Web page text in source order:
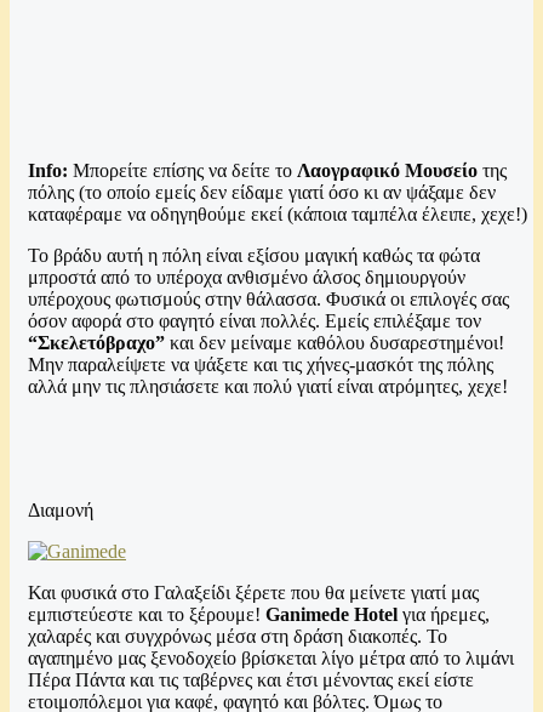
Info: Μπορείτε επίσης να δείτε το Λαογραφικό Μουσείο της
πόλης (το οποίο εμείς δεν είδαμε γιατί όσο κι αν ψάξαμε δεν
καταφέραμε να οδηγηθούμε εκεί (κάποια ταμπέλα έλειπε, χεχε!)
To βράδυ αυτή η πόλη είναι εξίσου μαγική καθώς τα φώτα
μπροστά από το υπέροχα ανθισμένο άλσος δημιουργούν
υπέροχους φωτισμούς στην θάλασσα. Φυσικά οι επιλογές σας
όσον αφορά στο φαγητό είναι πολλές. Εμείς επιλέξαμε τον
“Σκελετόβραχο” και δεν μείναμε καθόλου δυσαρεστημένοι!
Μην παραλείψετε να ψάξετε και τις χήνες-μασκότ της πόλης
αλλά μην τις πλησιάσετε και πολύ γιατί είναι ατρόμητες, χεχε!
Διαμονή
Και φυσικά στο Γαλαξείδι ξέρετε που θα μείνετε γιατί μας
εμπιστεύεστε και το ξέρουμε! Ganimede Hotel για ήρεμες,
χαλαρές και συγχρόνως μέσα στη δράση διακοπές. Το
αγαπημένο μας ξενοδοχείo βρίσκεται λίγο μέτρα από το λιμάνι
Πέρα Πάντα και τις ταβέρνες και έτσι μένοντας εκεί είστε
ετοιμοπόλεμοι για καφέ, φαγητό και βόλτες. Όμως το